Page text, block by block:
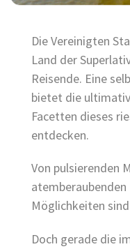
Die Vereinigten
Land der
Reisende. Eine
bietet die
Facetten dieses
entdecken.
Von pulsierenden
Möglichkeiten
Doch gerade die